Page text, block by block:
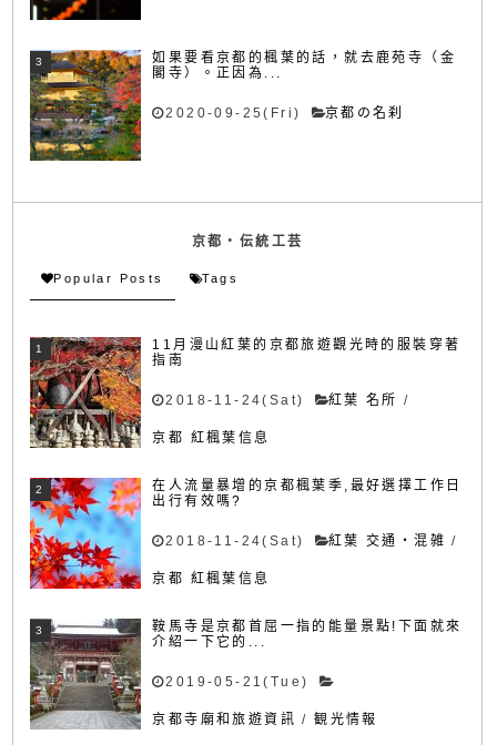
如果要看京都的楓葉的話，就去鹿苑寺（金
閣寺）。正因為...
2020-09-25(Fri) 京都の名刹
京都・伝統工芸
Popular Posts Tags
11月漫山紅葉的京都旅遊觀光時的服裝穿著
指南
2018-11-24(Sat) 紅葉 名所 /
京都 紅楓葉信息
在人流量暴增的京都楓葉季,最好選擇工作日
出行有效嗎?
2018-11-24(Sat) 紅葉 交通・混雑 /
京都 紅楓葉信息
鞍馬寺是京都首屈一指的能量景點!下面就來
介紹一下它的...
2019-05-21(Tue)
京都寺廟和旅遊資訊 /観光情報